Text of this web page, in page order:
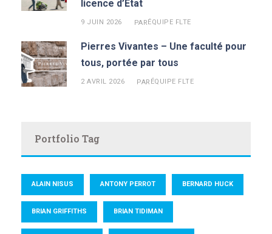
licence d’État
9 JUIN 2026 PAR ÉQUIPE FLTE
Pierres Vivantes – Une faculté pour
tous, portée par tous
2 AVRIL 2026 PAR ÉQUIPE FLTE
Portfolio Tag
ALAIN NISUS ANTONY PERROT BERNARD HUCK
BRIAN GRIFFITHS BRIAN TIDIMAN